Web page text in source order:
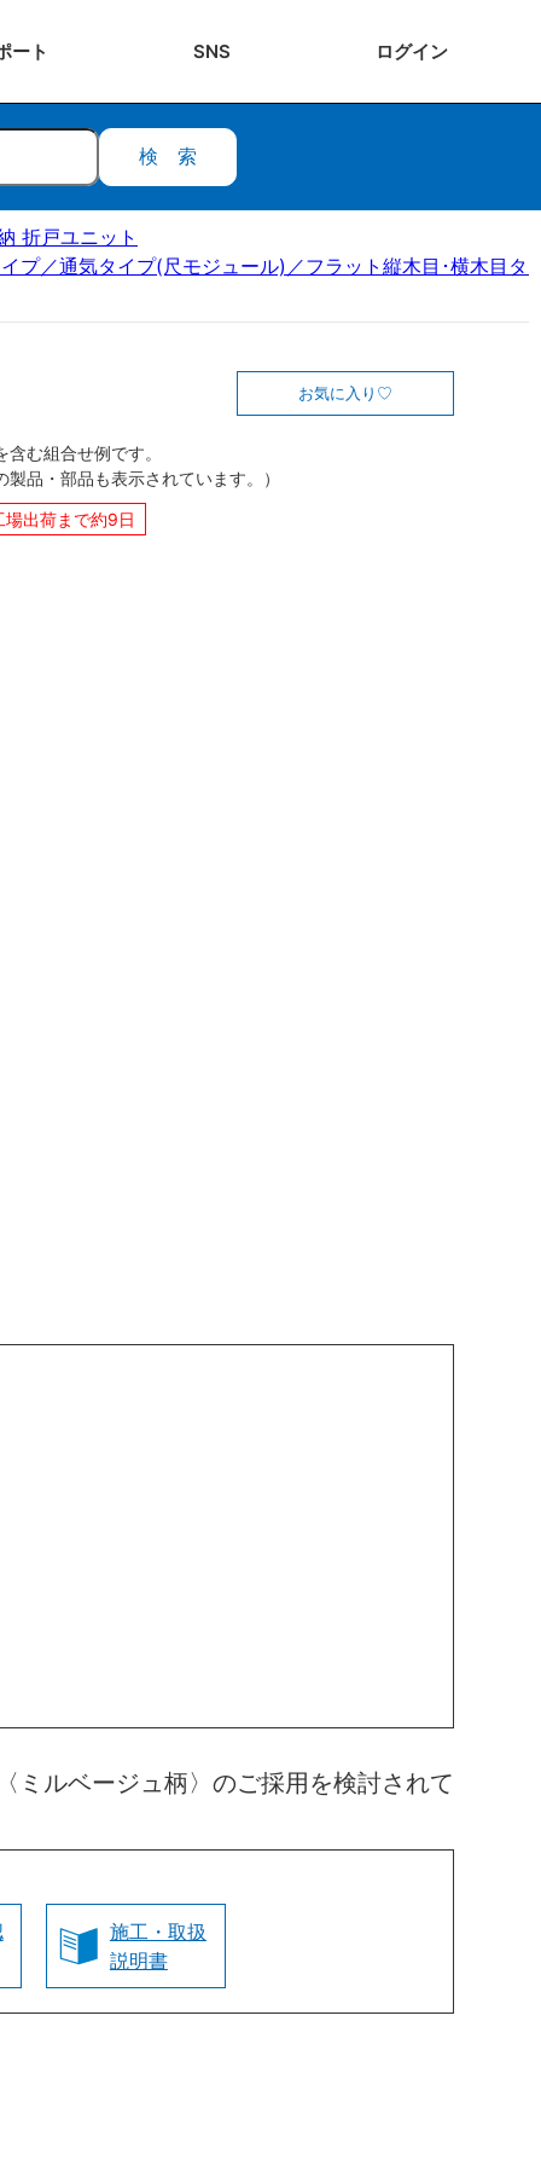
ート SNS ログイン
検索
折戸ユニット
／通気タイプ(尺モジュール)／フラット縦木目･横木目
お気に入り
む組合せ例です。
製品・部品も表示されています。）
場出荷まで約9日
ベージュ柄〉のご採用を検討されて
施工・取扱
説明書